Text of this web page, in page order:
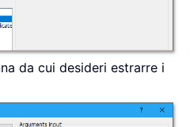
da cui desideri estrarre i